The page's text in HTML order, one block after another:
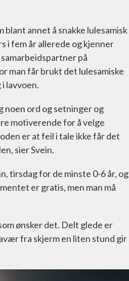
annet å snakke lulesamisk
i fem år allerede og kjenner
på
man får brukt det lulesamiske
lavvoen.
noen ord og setninger og
motiverende for å velge
er at feil i tale ikke får det
sier Svein.
tirsdag for de minste 0-6 år, og
er gratis, men man må
ønsker det. Delt glede er
fra skjerm en liten stund gir